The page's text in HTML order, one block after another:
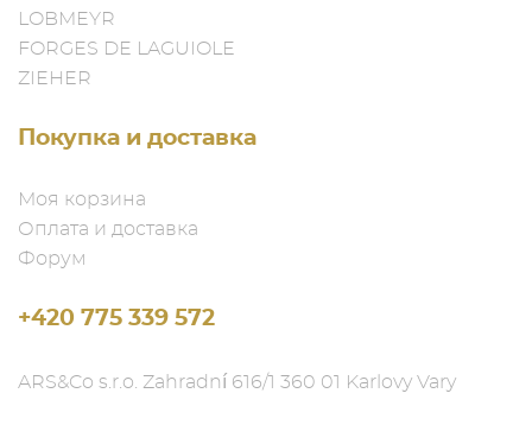
LOBMEYR
FORGES DE LAGUIOLE
ZIEHER
Покупка и доставка
Моя корзина
Оплата и доставка
Форум
+420 775 339 572
ARS&Co s.r.o. Zahradní 616/1 360 01 Karlovy Vary